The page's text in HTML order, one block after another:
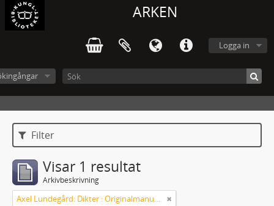
ARKEN
Logga in
Filter
Visar 1 resultat
Arkivbeskrivning
Axel Lundegård: Dikter : Originalmanuskript